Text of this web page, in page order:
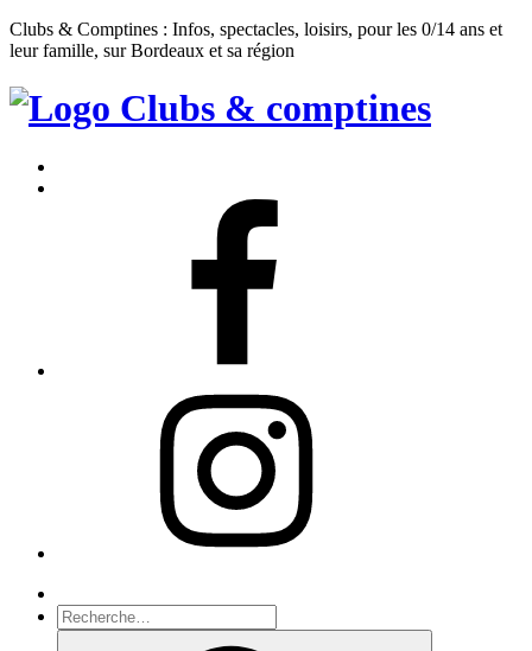
Clubs & Comptines : Infos, spectacles, loisirs, pour les 0/14 ans et
leur famille, sur Bordeaux et sa région
Clubs
Comptines
Recherche
pour